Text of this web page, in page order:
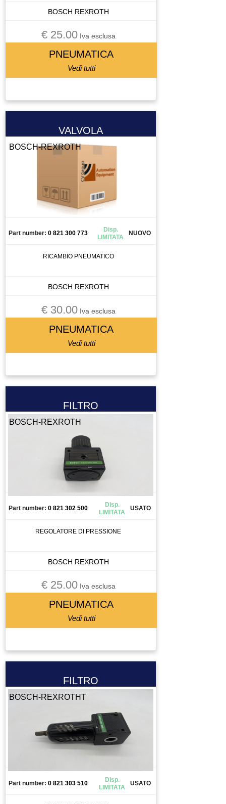
BOSCH REXROTH
€ 25.00Iva esclusa
PNEUMATICA
Vedi tutti
VALVOLA
BOSCH-REXROTH
Part number: 0 821 300 773
Disp.
LIMITATA
NUOVO
RICAMBIO PNEUMATICO
BOSCH REXROTH
€ 30.00Iva esclusa
PNEUMATICA
Vedi tutti
FILTRO
BOSCH-REXROTH
Part number: 0 821 302 500
Disp.
LIMITATA
USATO
REGOLATORE DI PRESSIONE
BOSCH REXROTH
€ 25.00Iva esclusa
PNEUMATICA
Vedi tutti
FILTRO
BOSCH-REXROTHT
Part number: 0 821 303 510
Disp.
LIMITATA
USATO